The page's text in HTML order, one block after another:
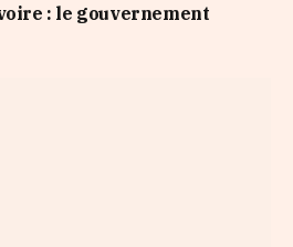
: le gouvernement